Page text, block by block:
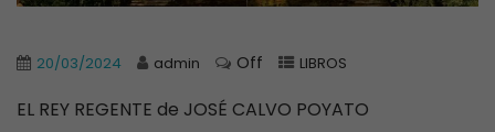
20/03/2024 admin Off LIBROS
EL REY REGENTE de JOSÉ CALVO POYATO